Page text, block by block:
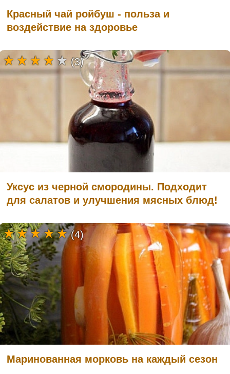
Красный чай ройбуш - польза и
воздействие на здоровье
Уксус из черной смородины. Подходит
для салатов и улучшения мясных блюд!
(3)
Маринованная морковь на каждый сезон
(4)